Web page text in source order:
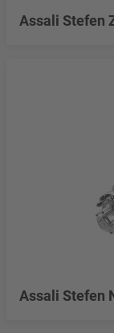
Assali Stefen
Assali Stefen